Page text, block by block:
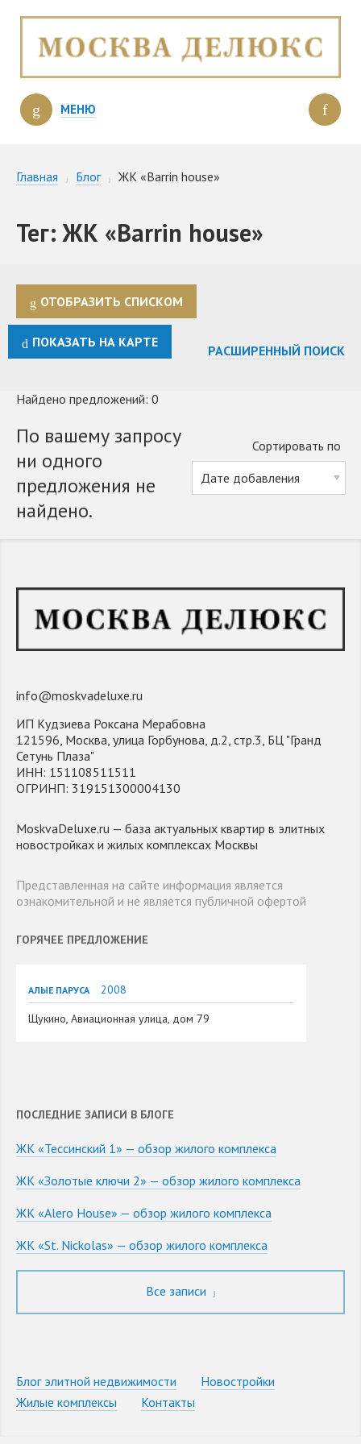
МЕНЮ
Главная Блог ЖК «Barrin house»
Тег: ЖК «Barrin house»
ОТОБРАЗИТЬ СПИСКОМ
ПОКАЗАТЬ НА КАРТЕ
РАСШИРЕННЫЙ ПОИСК
Найдено предложений: 0
Сортировать по
По вашему запросу
ни одного
предложения не
найдено.
info@moskvadeluxe.ru
ИП Кудзиева Роксана Мерабовна
121596, Москва, улица Горбунова, д.2, стр.3, БЦ "Гранд
Сетунь Плаза"
ИНН: 151108511511
ОГРИНП: 319151300004130
MoskvaDeluxe.ru — база актуальных квартир в элитных
новостройках и жилых комплексах Москвы
Представленная на сайте информация является
ознакомительной и не является публичной офертой
ГОРЯЧЕЕ ПРЕДЛОЖЕНИЕ
АЛЫЕ ПАРУСА
2008
Щукино, Авиационная улица, дом 79
ПОСЛЕДНИЕ ЗАПИСИ В БЛОГЕ
ЖК «Тессинский 1» — обзор жилого комплекса
ЖК «Золотые ключи 2» — обзор жилого комплекса
ЖК «Alero House» — обзор жилого комплекса
ЖК «St. Nickolas» — обзор жилого комплекса
Все записи
Блог элитной недвижимости
Новостройки
Жилые комплексы
Контакты